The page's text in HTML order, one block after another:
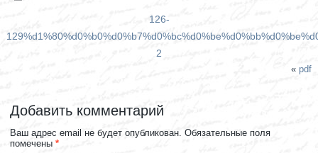
126-
2
« pdf
Добавить комментарий
Ваш адрес email не будет опубликован. Обязательные поля
помечены*